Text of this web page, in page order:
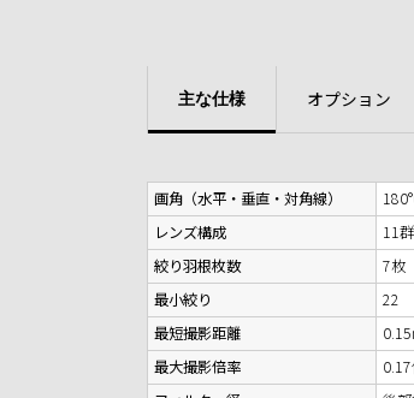
主な仕様 オプション
画角（水平・垂直・対角線）
レンズ構成
11
絞り羽根枚数
7枚
最小絞り
22
最短撮影距離
最大撮影倍率